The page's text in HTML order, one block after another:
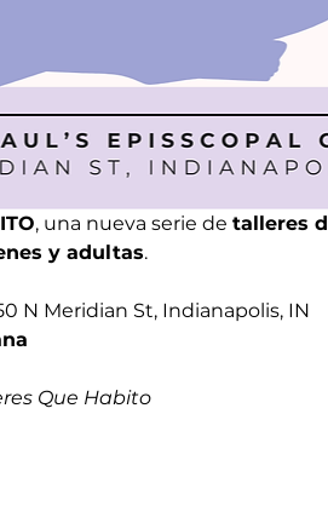
, una nueva serie de talleres
y adultas.
N Meridian St, Indianapolis, IN
Que Habito